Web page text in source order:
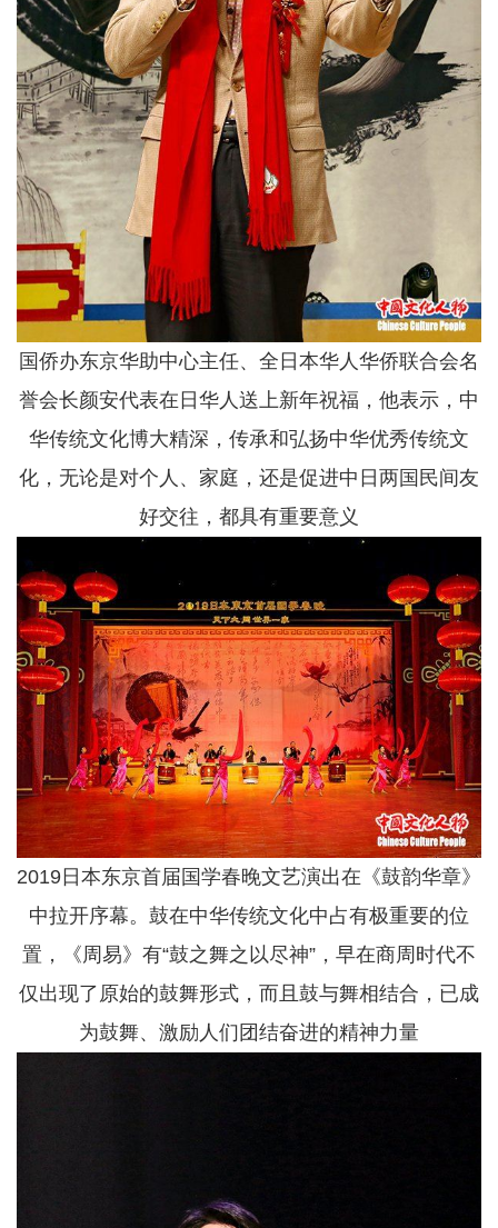
国侨办东京华助中心主任、全日本华人华侨联合会名
誉会长颜安代表在日华人送上新年祝福，他表示，中
华传统文化博大精深，传承和弘扬中华优秀传统文
化，无论是对个人、家庭，还是促进中日两国民间友
好交往，都具有重要意义
2019日本东京首届国学春晚文艺演出在《鼓韵华章》
中拉开序幕。鼓在中华传统文化中占有极重要的位
置，《周易》有“鼓之舞之以尽神”，早在商周时代不
仅出现了原始的鼓舞形式，而且鼓与舞相结合，已成
为鼓舞、激励人们团结奋进的精神力量